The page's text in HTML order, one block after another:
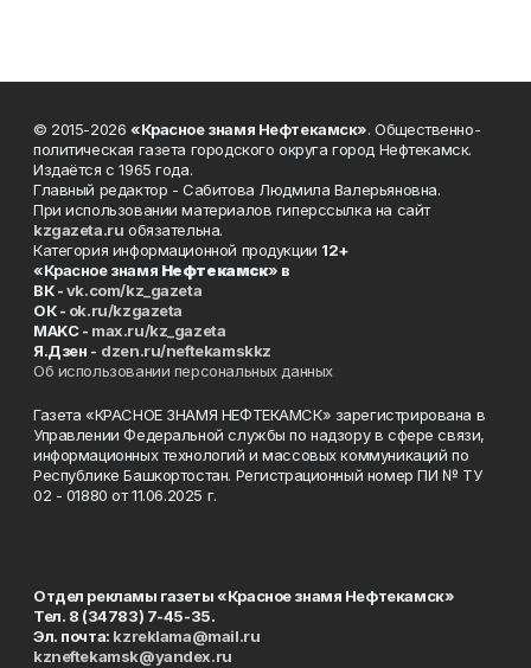
© 2015-2026 «Красное знамя Нефтекамск». Общественно-
политическая газета городского округа город Нефтекамск.
Издаётся с 1965 года.
Главный редактор - Сабитова Людмила Валерьяновна.
При использовании материалов гиперссылка на сайт
kzgazeta.ru обязательна.
Категория информационной продукции 12+
«Красное знамя Нефтекамск» в
ВК -vk.com/kz_gazeta
ОК - ok.ru/kzgazeta
MAKC - max.ru/kz_gazeta
Я.Дзен - dzen.ru/neftekamskkz
Об использовании персональных данных
Газета «КРАСНОЕ ЗНАМЯ НЕФТЕКАМСК» зарегистрирована в
Управлении Федеральной службы по надзору в сфере связи,
информационных технологий и массовых коммуникаций по
Республике Башкортостан. Регистрационный номер ПИ № ТУ
02 - 01880 от 11.06.2025 г.
Отдел рекламы газеты «Красное знамя Нефтекамск»
Тел. 8 (34783) 7-45-35.
Эл. почта: kzreklama@mail.ru
kzneftekamsk@yandex.ru